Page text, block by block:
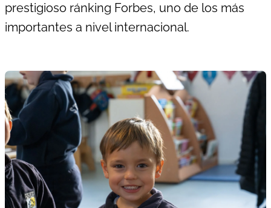
prestigioso ránking Forbes, uno de los más
importantes a nivel internacional.